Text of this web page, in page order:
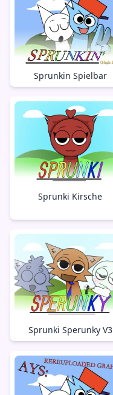
Sprunkin Spielbar
Sprunki Kirsche
Sprunki Sperunky V3